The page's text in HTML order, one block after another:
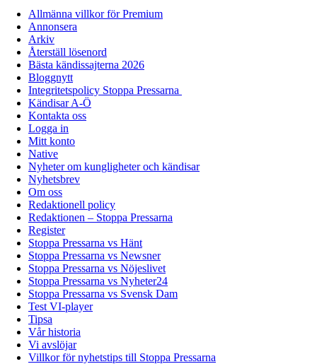
Allmänna villkor för Premium
Annonsera
Arkiv
Återställ lösenord
Bästa kändissajterna 2026
Bloggnytt
Integritetspolicy Stoppa Pressarna
Kändisar A-Ö
Kontakta oss
Logga in
Mitt konto
Native
Nyheter om kungligheter och kändisar
Nyhetsbrev
Om oss
Redaktionell policy
Redaktionen – Stoppa Pressarna
Register
Stoppa Pressarna vs Hänt
Stoppa Pressarna vs Newsner
Stoppa Pressarna vs Nöjeslivet
Stoppa Pressarna vs Nyheter24
Stoppa Pressarna vs Svensk Dam
Test VI-player
Tipsa
Vår historia
Vi avslöjar
Villkor för nyhetstips till Stoppa Pressarna